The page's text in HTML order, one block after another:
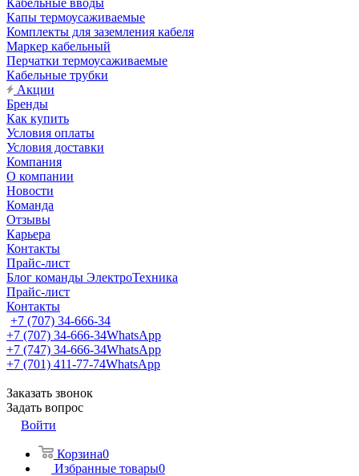
Кабельные вводы
Капы термоусаживаемые
Комплекты для заземления кабеля
Маркер кабельный
Перчатки термоусаживаемые
Кабельные трубки
Акции
Бренды
Как купить
Условия оплаты
Условия доставки
Компания
О компании
Новости
Команда
Отзывы
Карьера
Контакты
Прайс-лист
Блог команды ЭлектроТехника
Прайс-лист
Контакты
+7 (707) 34-666-34
+7 (707) 34-666-34WhatsApp
+7 (747) 34-666-34WhatsApp
+7 (701) 411-77-74WhatsApp
Заказать звонок
Задать вопрос
Войти
Корзина0
Избранные товары0